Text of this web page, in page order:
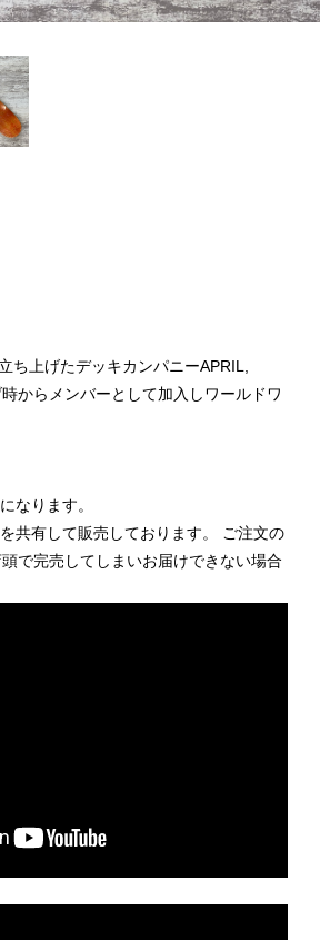
ち上げたデッキカンパニーAPRIL,
からメンバーとして加入しワールドワ
なります。
共有して販売しております。 ご注文の
で完売してしまいお届けできない場合